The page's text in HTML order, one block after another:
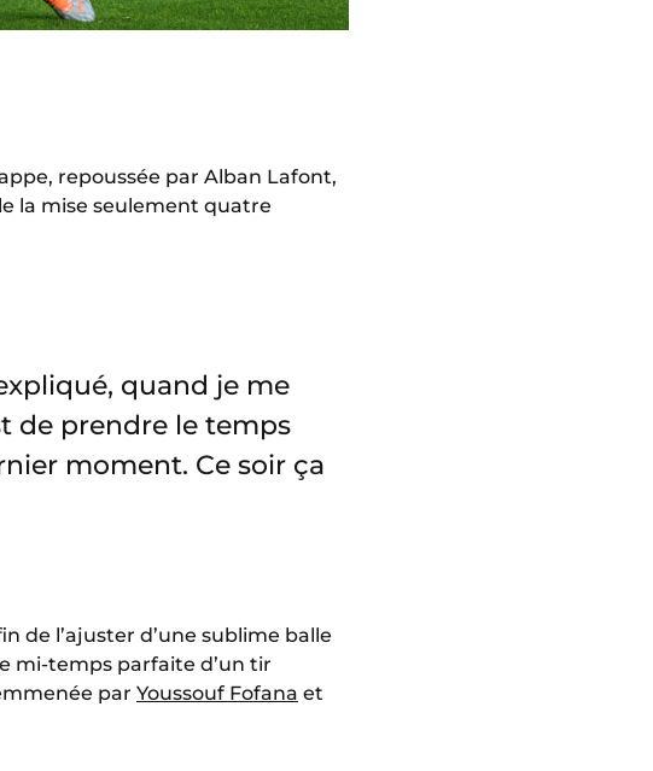
repoussée par Alban Lafont,
la mise seulement quatre
quand je me
de prendre le temps
moment. Ce soir ça
de l’ajuster d’une sublime balle
mi-temps parfaite d’un tir
par Youssouf Fofana et